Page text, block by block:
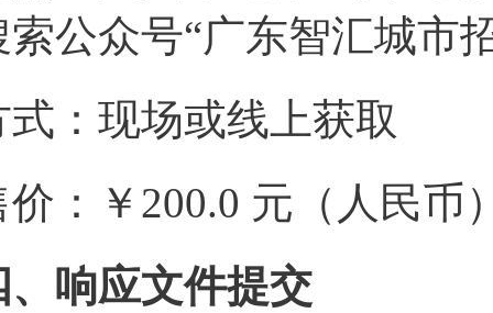
索公众号“广东智汇城市
式：现场或线上获取
价：￥200.0 元（人民币
、响应文件提交